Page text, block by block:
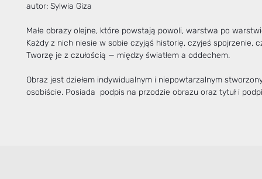
autor: Sylwia Giza
Małe obrazy olejne, które powstają powoli, warstwa po
Każdy z nich niesie w sobie czyjąś historię, czyjeś spojrzenie,
Tworzę je z czułością — między światłem a oddechem.
Obraz jest dziełem indywidualnym i niepowtarzalnym
osobiście. Posiada podpis na przodzie obrazu oraz tytuł i